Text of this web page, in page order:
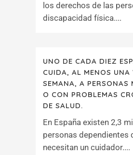
los derechos de las
discapacidad física....
UNO DE CADA DIEZ
CUIDA, AL MENOS UNA
SEMANA, A PERSONAS
O CON PROBLEMAS
DE SALUD.
En España existen 2,3
personas dependientes
necesitan un cuidador....